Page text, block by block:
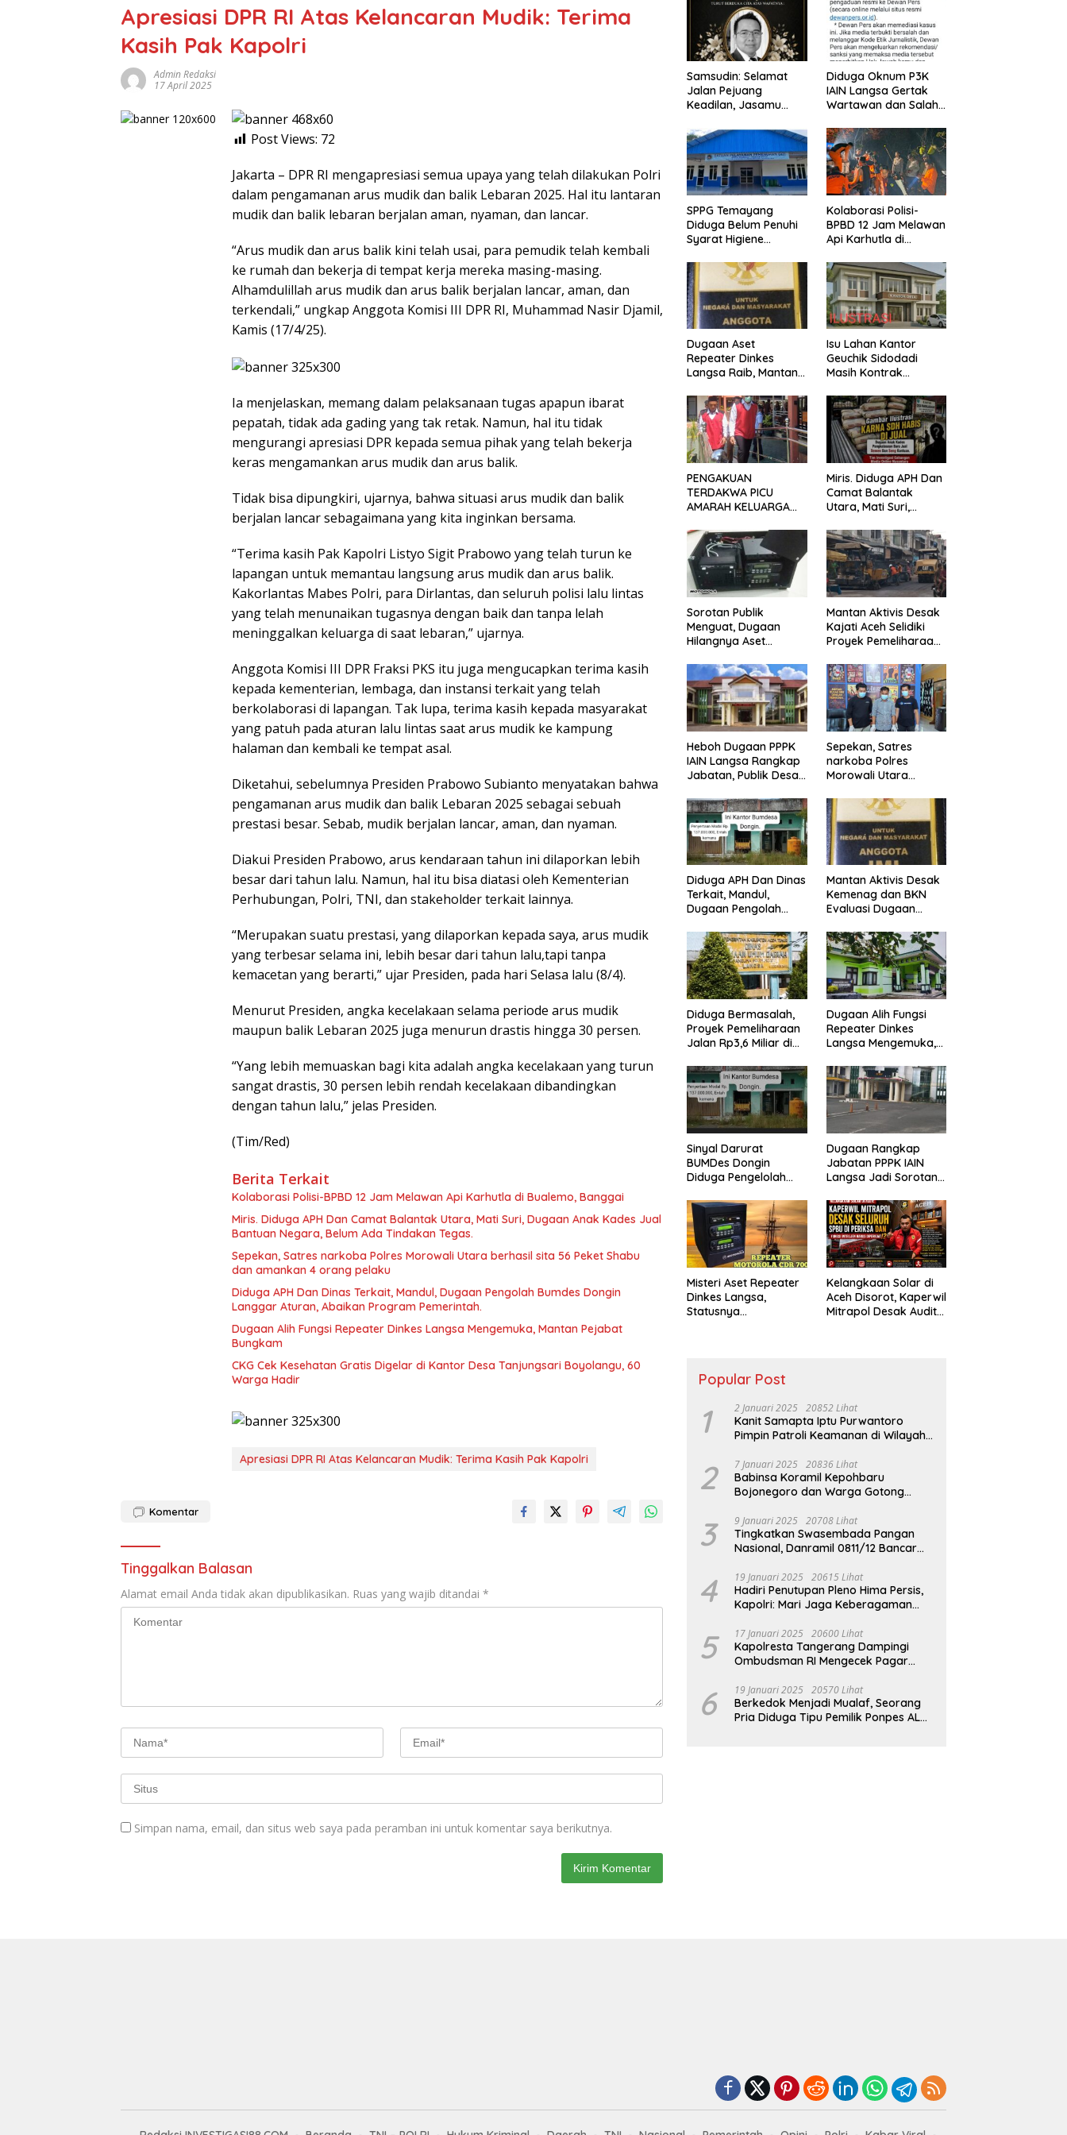
Apresiasi DPR RI Atas Kelancaran Mudik: Terima
Kasih Pak Kapolri
Admin Redaksi
17 April 2025
Post Views: 72
Jakarta – DPR RI mengapresiasi semua upaya yang telah dilakukan Polri
dalam pengamanan arus mudik dan balik Lebaran 2025. Hal itu lantaran
mudik dan balik lebaran berjalan aman, nyaman, dan lancar.
“Arus mudik dan arus balik kini telah usai, para pemudik telah kembali
ke rumah dan bekerja di tempat kerja mereka masing-masing.
Alhamdulillah arus mudik dan arus balik berjalan lancar, aman, dan
terkendali,” ungkap Anggota Komisi III DPR RI, Muhammad Nasir Djamil,
Kamis (17/4/25).
Ia menjelaskan, memang dalam pelaksanaan tugas apapun ibarat
pepatah, tidak ada gading yang tak retak. Namun, hal itu tidak
mengurangi apresiasi DPR kepada semua pihak yang telah bekerja
keras mengamankan arus mudik dan arus balik.
Tidak bisa dipungkiri, ujarnya, bahwa situasi arus mudik dan balik
berjalan lancar sebagaimana yang kita inginkan bersama.
“Terima kasih Pak Kapolri Listyo Sigit Prabowo yang telah turun ke
lapangan untuk memantau langsung arus mudik dan arus balik.
Kakorlantas Mabes Polri, para Dirlantas, dan seluruh polisi lalu lintas
yang telah menunaikan tugasnya dengan baik dan tanpa lelah
meninggalkan keluarga di saat lebaran,” ujarnya.
Anggota Komisi III DPR Fraksi PKS itu juga mengucapkan terima kasih
kepada kementerian, lembaga, dan instansi terkait yang telah
berkolaborasi di lapangan. Tak lupa, terima kasih kepada masyarakat
yang patuh pada aturan lalu lintas saat arus mudik ke kampung
halaman dan kembali ke tempat asal.
Diketahui, sebelumnya Presiden Prabowo Subianto menyatakan bahwa
pengamanan arus mudik dan balik Lebaran 2025 sebagai sebuah
prestasi besar. Sebab, mudik berjalan lancar, aman, dan nyaman.
Diakui Presiden Prabowo, arus kendaraan tahun ini dilaporkan lebih
besar dari tahun lalu. Namun, hal itu bisa diatasi oleh Kementerian
Perhubungan, Polri, TNI, dan stakeholder terkait lainnya.
“Merupakan suatu prestasi, yang dilaporkan kepada saya, arus mudik
yang terbesar selama ini, lebih besar dari tahun lalu,tapi tanpa
kemacetan yang berarti,” ujar Presiden, pada hari Selasa lalu (8/4).
Menurut Presiden, angka kecelakaan selama periode arus mudik
maupun balik Lebaran 2025 juga menurun drastis hingga 30 persen.
“Yang lebih memuaskan bagi kita adalah angka kecelakaan yang turun
sangat drastis, 30 persen lebih rendah kecelakaan dibandingkan
dengan tahun lalu,” jelas Presiden.
(Tim/Red)
Berita Terkait
Kolaborasi Polisi-BPBD 12 Jam Melawan Api Karhutla di Bualemo, Banggai
Miris. Diduga APH Dan Camat Balantak Utara, Mati Suri, Dugaan Anak Kades Jual
Sepekan, Satres narkoba Polres Morowali Utara berhasil sita 56 Peket Shabu
dan amankan 4 orang pelaku
Diduga APH Dan Dinas Terkait, Mandul, Dugaan Pengolah Bumdes Dongin
Langgar Aturan, Abaikan Program Pemerintah.
Dugaan Alih Fungsi Repeater Dinkes Langsa Mengemuka, Mantan Pejabat
Bungkam
CKG Cek Kesehatan Gratis Digelar di Kantor Desa Tanjungsari Boyolangu, 60
Warga Hadir
Apresiasi DPR RI Atas Kelancaran Mudik: Terima Kasih Pak Kapolri
Komentar
Tinggalkan Balasan
Alamat email Anda tidak akan dipublikasikan. Ruas yang wajib ditandai *
Simpan nama, email, dan situs web saya pada peramban ini untuk komentar saya berikutnya.
Samsudin: Selamat
Jalan Pejuang
Keadilan, Jasamu
Diduga Oknum P3K
IAIN Langsa Gertak
Wartawan dan Salah
Klarifikasi ke Media
SPPG Temayang
Diduga Belum Penuhi
Syarat Higiene
Publik
Kolaborasi Polisi-
BPBD 12 Jam Melawan
Api Karhutla di
Dugaan Aset
Repeater Dinkes
Langsa Raib, Mantan
Penegak Hukum
Bergerak
Isu Lahan Kantor
Geuchik Sidodadi
Masih Kontrak
Penjelasan Perangkat
Desa
PENGAKUAN
TERDAKWA PICU
AMARAH KELUARGA
PECAH SETELAH
SIDANG TUNTUTAN
DITUNDA
Miris. Diduga APH Dan
Camat Balantak
Utara, Mati Suri,
Jual Bantuan Negara,
Belum Ada Tindakan
Tegas. ​
Sorotan Publik
Menguat, Dugaan
Hilangnya Aset
Langsa Belum
Terjawab
Mantan Aktivis Desak
Kajati Aceh Selidiki
Proyek Pemeliharaan
Langsa
Heboh Dugaan PPPK
IAIN Langsa Rangkap
Jabatan, Publik Desak
ASN
Sepekan, Satres
narkoba Polres
Morowali Utara
Shabu dan amankan
4 orang pelaku
Diduga APH Dan Dinas
Terkait, Mandul,
Dugaan Pengolah
Langgar Aturan,
Abaikan Program
Pemerintah.
Mantan Aktivis Desak
Kemenag dan BKN
Evaluasi Dugaan
PPPK di IAIN Langsa
Diduga Bermasalah,
Proyek Pemeliharaan
Jalan Rp3,6 Miliar di
Publik
Dugaan Alih Fungsi
Repeater Dinkes
Langsa Mengemuka,
Bungkam
Sinyal Darurat
BUMDes Dongin
Diduga Pengelolah
43/2021, Praktisi
Hukum dan Pegiat
Kontrol Sosial Desak
APH Usut Tuntas.
Dugaan Rangkap
Jabatan PPPK IAIN
Langsa Jadi Sorotan,
Sikap Pihak Kampus
Misteri Aset Repeater
Dinkes Langsa,
Statusnya
Kelangkaan Solar di
Aceh Disorot, Kaperwil
Mitrapol Desak Audit
Popular Post
1 2 Januari 2025 20852 Lihat
Kanit Samapta Iptu Purwantoro
Pimpin Patroli Keamanan di Wilayah
2 7 Januari 2025 20836 Lihat
Babinsa Koramil Kepohbaru
Bojonegoro dan Warga Gotong
Gedung SDN Pejok
3 9 Januari 2025 20708 Lihat
Tingkatkan Swasembada Pangan
Nasional, Danramil 0811/12 Bancar
Petani Tanam Padi Di Desa Pugoh
4 19 Januari 2025 20615 Lihat
Hadiri Penutupan Pleno Hima Persis,
Kapolri: Mari Jaga Keberagaman
2045
5 17 Januari 2025 20600 Lihat
Kapolresta Tangerang Dampingi
Ombudsman RI Mengecek Pagar
6 19 Januari 2025 20570 Lihat
Berkedok Menjadi Mualaf, Seorang
Pria Diduga Tipu Pemilik Ponpes AL